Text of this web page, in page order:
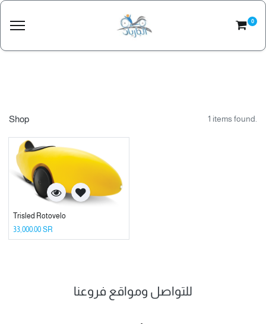
0
Shop 1 items found.
Trisled Rotovelo
33,000.00SR
للتواصل ومواقع فروعنا